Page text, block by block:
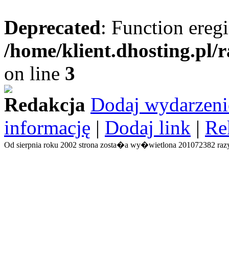
Deprecated: Function
/home/
on line 3
Redakcja Dodaj
informację | Dodaj link |
Od sierpnia roku 2002 strona zosta�a wy�wietlona 201072382